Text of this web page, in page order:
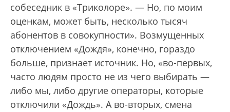
собеседник в «Триколоре». — Но, по моим
оценкам, может быть, несколько тысяч
абонентов в совокупности». Возмущенных
отключением «Дождя», конечно, гораздо
больше, признает источник. Но, «во-первых,
часто людям просто не из чего выбирать —
либо мы, либо другие операторы, которые
отключили «Дождь». А во-вторых, смена